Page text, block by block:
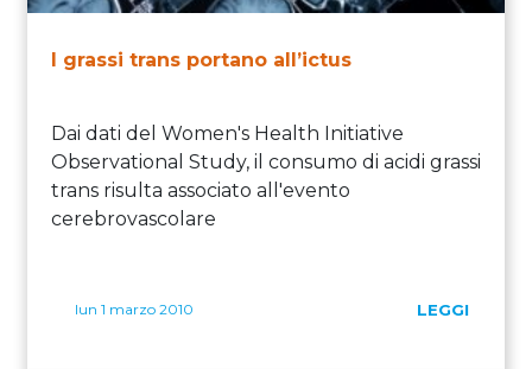
I grassi trans portano all’ictus
Dai dati del Women's Health Initiative
Observational Study, il consumo di acidi grassi
trans risulta associato all'evento
cerebrovascolare
lun 1 marzo 2010 LEGGI